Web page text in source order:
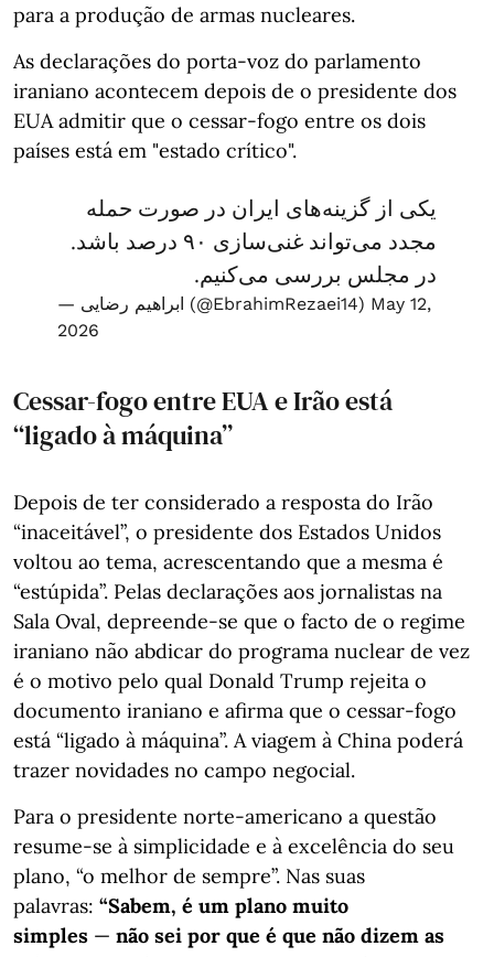
para a produção de armas nucleares.
As declarações do porta-voz do parlamento
iraniano acontecem depois de o presidente dos
EUA admitir que o cessar-fogo entre os dois
países está em "estado crítico".
یکی از گزینه‌های ایران در صورت حمله
مجدد می‌تواند غنی‌سازی ۹۰ درصد باشد.
در مجلس بررسی می‌کنیم.
— ابراهیم رضایی (@EbrahimRezaei14) May 12,
2026
Cessar-fogo entre EUA e Irão está
“ligado à máquina”
Depois de ter considerado a resposta do Irão
“inaceitável”, o presidente dos Estados Unidos
voltou ao tema, acrescentando que a mesma é
“estúpida”. Pelas declarações aos jornalistas na
Sala Oval, depreende-se que o facto de o regime
iraniano não abdicar do programa nuclear de vez
é o motivo pelo qual Donald Trump rejeita o
documento iraniano e afirma que o cessar-fogo
está “ligado à máquina”. A viagem à China poderá
trazer novidades no campo negocial.
Para o presidente norte-americano a questão
resume-se à simplicidade e à excelência do seu
plano, “o melhor de sempre”. Nas suas
palavras: “Sabem, é um plano muito
simples — não sei por que é que não dizem as